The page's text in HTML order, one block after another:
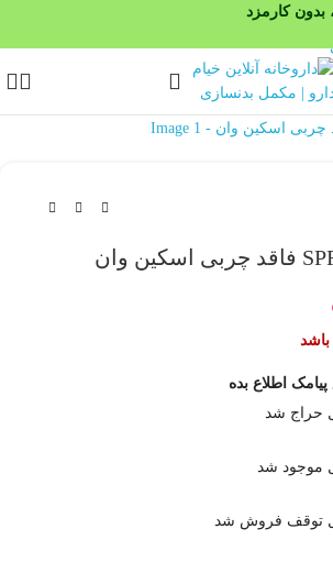
باشد
اطلاع بده
حراج شد
موجود شد
توقف فروش شد